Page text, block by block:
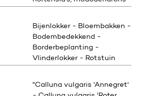
Bijenlokker - Bloembakken -
Bodembedekkend -
Borderbeplanting -
Vlinderlokker - Rotstuin
"Calluna vulgaris 'Annegret'